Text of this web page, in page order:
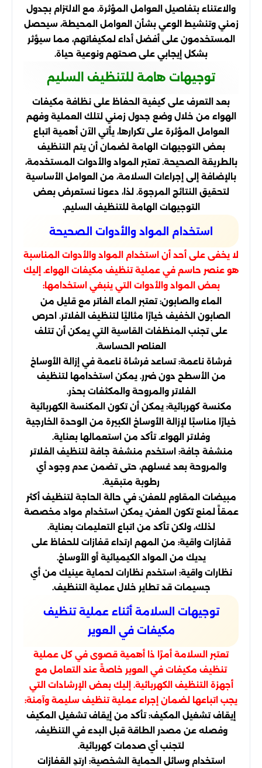
والاعتناء بتفاصيل العوامل المؤثرة. مع الالتزام بجدول
زمني وتنشيط الوعي بشأن العوامل المحيطة، سيحصل
المستخدمون على أفضل أداء لمكيفاتهم، مما سيؤثر
بشكل إيجابي على صحتهم ونوعية حياة.
توجيهات هامة للتنظيف السليم
بعد التعرف على كيفية الحفاظ على نظافة مكيفات
الهواء من خلال وضع جدول زمني لتلك العملية وفهم
العوامل المؤثرة على تكرارها، يأتي الآن أهمية اتباع
بعض التوجيهات الهامة لضمان أن يتم التنظيف
بالطريقة الصحيحة. تعتبر المواد والأدوات المستخدمة،
بالإضافة إلى إجراءات السلامة، من العوامل الأساسية
لتحقيق النتائج المرجوة. لذا، دعونا نستعرض بعض
التوجيهات الهامة للتنظيف السليم.
استخدام المواد والأدوات الصحيحة
لا يخفى على أحد أن استخدام المواد والأدوات المناسبة
هو عنصر حاسم في عملية تنظيف مكيفات الهواء. إليك
بعض المواد والأدوات التي ينبغي استخدامها:
الماء والصابون: تعتبر الماء الفاتر مع قليل من
الصابون الخفيف خيارًا مثاليًا لتنظيف الفلاتر. احرص
على تجنب المنظفات القاسية التي يمكن أن تتلف
العناصر الحساسة.
فرشاة ناعمة: تساعد فرشاة ناعمة في إزالة الأوساخ
من الأسطح دون ضرر. يمكن استخدامها لتنظيف
الفلاتر والمروحة والمكثفات بحذر.
مكنسة كهربائية: يمكن أن تكون المكنسة الكهربائية
خيارًا مناسبًا لإزالة الأوساخ الكبيرة من الوحدة الخارجية
وفلاتر الهواء. تأكد من استعمالها بعناية.
منشفة جافة: استخدم منشفة جافة لتنظيف الفلاتر
والمروحة بعد غسلهم، حتى تضمن عدم وجود أي
رطوبة متبقية.
مبيضات المقاوم للعفن: في حالة الحاجة لتنظيف أكثر
عمقاً لمنع تكون العفن، يمكن استخدام مواد مخصصة
لذلك، ولكن تأكد من اتباع التعليمات بعناية.
قفازات واقية: من المهم ارتداء قفازات للحفاظ على
يديك من المواد الكيميائية أو الأوساخ.
نظارات واقية: استخدم نظارات لحماية عينيك من أي
جسيمات قد تطاير خلال عملية التنظيف.
توجيهات السلامة أثناء عملية تنظيف
مكيفات في العوير
تعتبر السلامة أمرًا ذا أهمية قصوى في كل عملية
تنظيف مكيفات في العوير خاصةً عند التعامل مع
أجهزة التنظيف الكهربائية. إليك بعض الإرشادات التي
يجب اتباعها لضمان إجراء عملية تنظيف سليمة وآمنة:
إيقاف تشغيل المكيف: تأكد من إيقاف تشغيل المكيف
وفصله عن مصدر الطاقة قبل البدء في التنظيف،
لتجنب أي صدمات كهربائية.
استخدام وسائل الحماية الشخصية: ارتدِ القفازات